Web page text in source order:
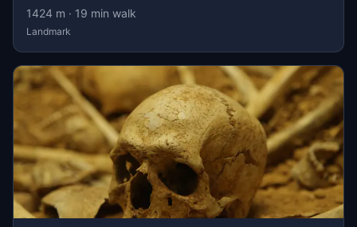
1424 m · 19 min walk
Landmark